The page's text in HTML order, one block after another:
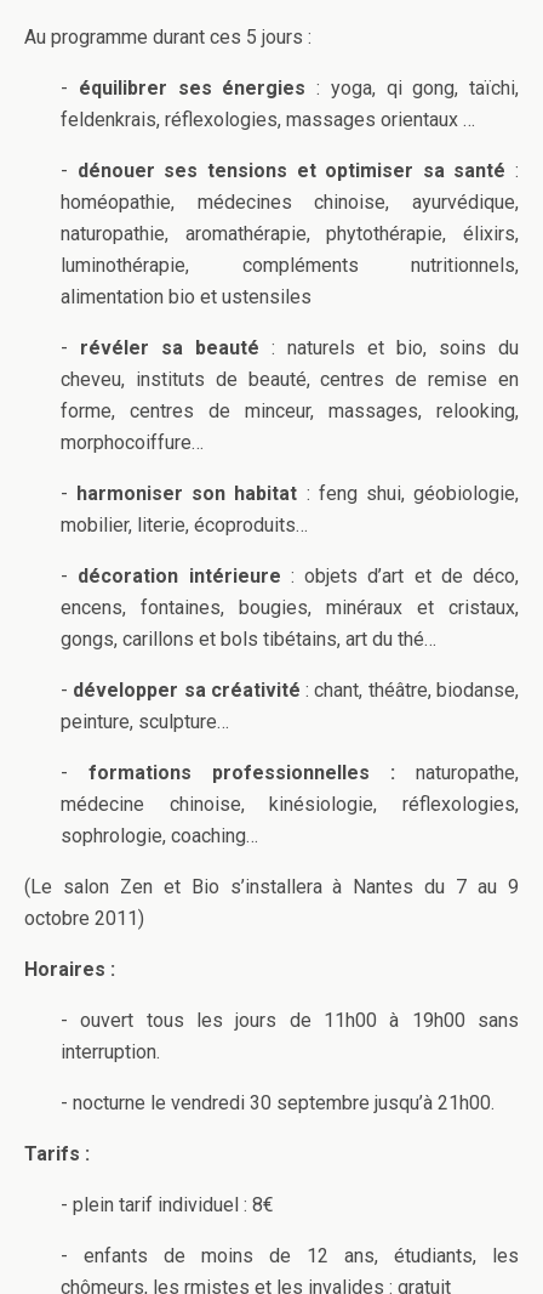
Au programme durant ces 5 jours :
- équilibrer ses énergies : yoga, qi gong, taïchi,
feldenkrais, réflexologies, massages orientaux …
- dénouer ses tensions et optimiser sa santé :
homéopathie, médecines chinoise, ayurvédique,
naturopathie, aromathérapie, phytothérapie, élixirs,
luminothérapie, compléments nutritionnels,
alimentation bio et ustensiles
- révéler sa beauté : naturels et bio, soins du
cheveu, instituts de beauté, centres de remise en
forme, centres de minceur, massages, relooking,
morphocoiffure…
- harmoniser son habitat : feng shui, géobiologie,
mobilier, literie, écoproduits…
- décoration intérieure : objets d’art et de déco,
encens, fontaines, bougies, minéraux et cristaux,
gongs, carillons et bols tibétains, art du thé…
- développer sa créativité : chant, théâtre, biodanse,
peinture, sculpture…
- formations professionnelles : naturopathe,
médecine chinoise, kinésiologie, réflexologies,
sophrologie, coaching…
(Le salon Zen et Bio s’installera à Nantes du 7 au 9
octobre 2011)
Horaires :
- ouvert tous les jours de 11h00 à 19h00 sans
interruption.
- nocturne le vendredi 30 septembre jusqu’à 21h00.
Tarifs :
- plein tarif individuel : 8€
- enfants de moins de 12 ans, étudiants, les
chômeurs, les rmistes et les invalides : gratuit